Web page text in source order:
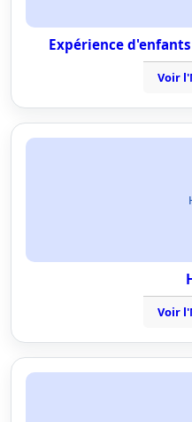
Expérience
Voir
Voir